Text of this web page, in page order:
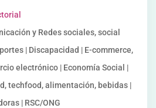
y Redes sociales, social
| Discapacidad | E-commerce,
electrónico | Economía Social |
techfood, alimentación, bebidas |
| RSC/ONG